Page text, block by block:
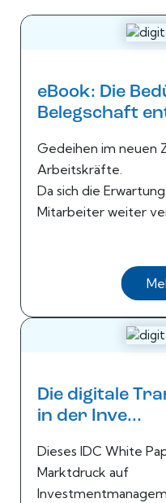
eBook: Die
Belegschaft
Gedeihen im neuen
Arbeitskräfte.
Da sich die
Mitarbeiter weiter
Die digitale
in der Inve...
Dieses IDC White
Marktdruck auf